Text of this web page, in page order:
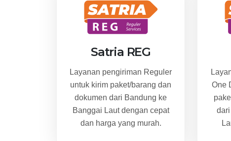
Satria REG
Layanan pengiriman Reguler
untuk kirim paket/barang dan
dokumen dari Bandung ke
Banggai Laut dengan cepat
dan harga yang murah.
One